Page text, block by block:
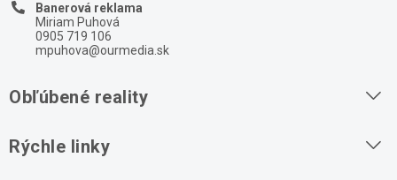
Banerová reklama
Miriam Puhová
0905 719 106
mpuhova@ourmedia.sk
Obľúbené reality
Rýchle linky